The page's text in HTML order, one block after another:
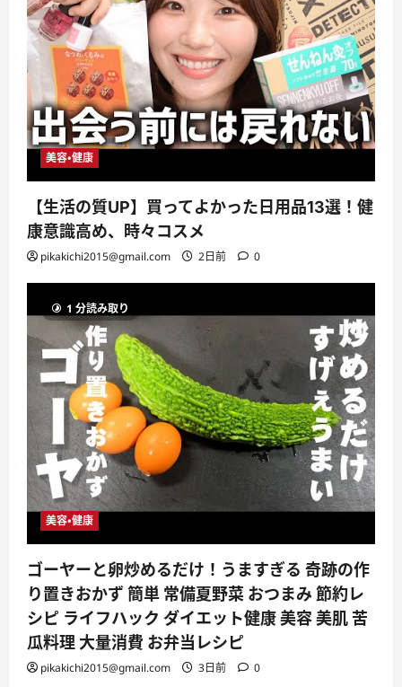
美容・健康
【生活の質UP】買ってよかった日用品13選！健
康意識高め、時々コスメ
pikakichi2015@gmail.com 2日前 0
1 分読み取り
美容・健康
ゴーヤーと卵炒めるだけ！うますぎる 奇跡の作
り置きおかず 簡単 常備夏野菜 おつまみ 節約レ
シピ ライフハック ダイエット健康 美容 美肌 苦
瓜料理 大量消費 お弁当レシピ
pikakichi2015@gmail.com 3日前 0